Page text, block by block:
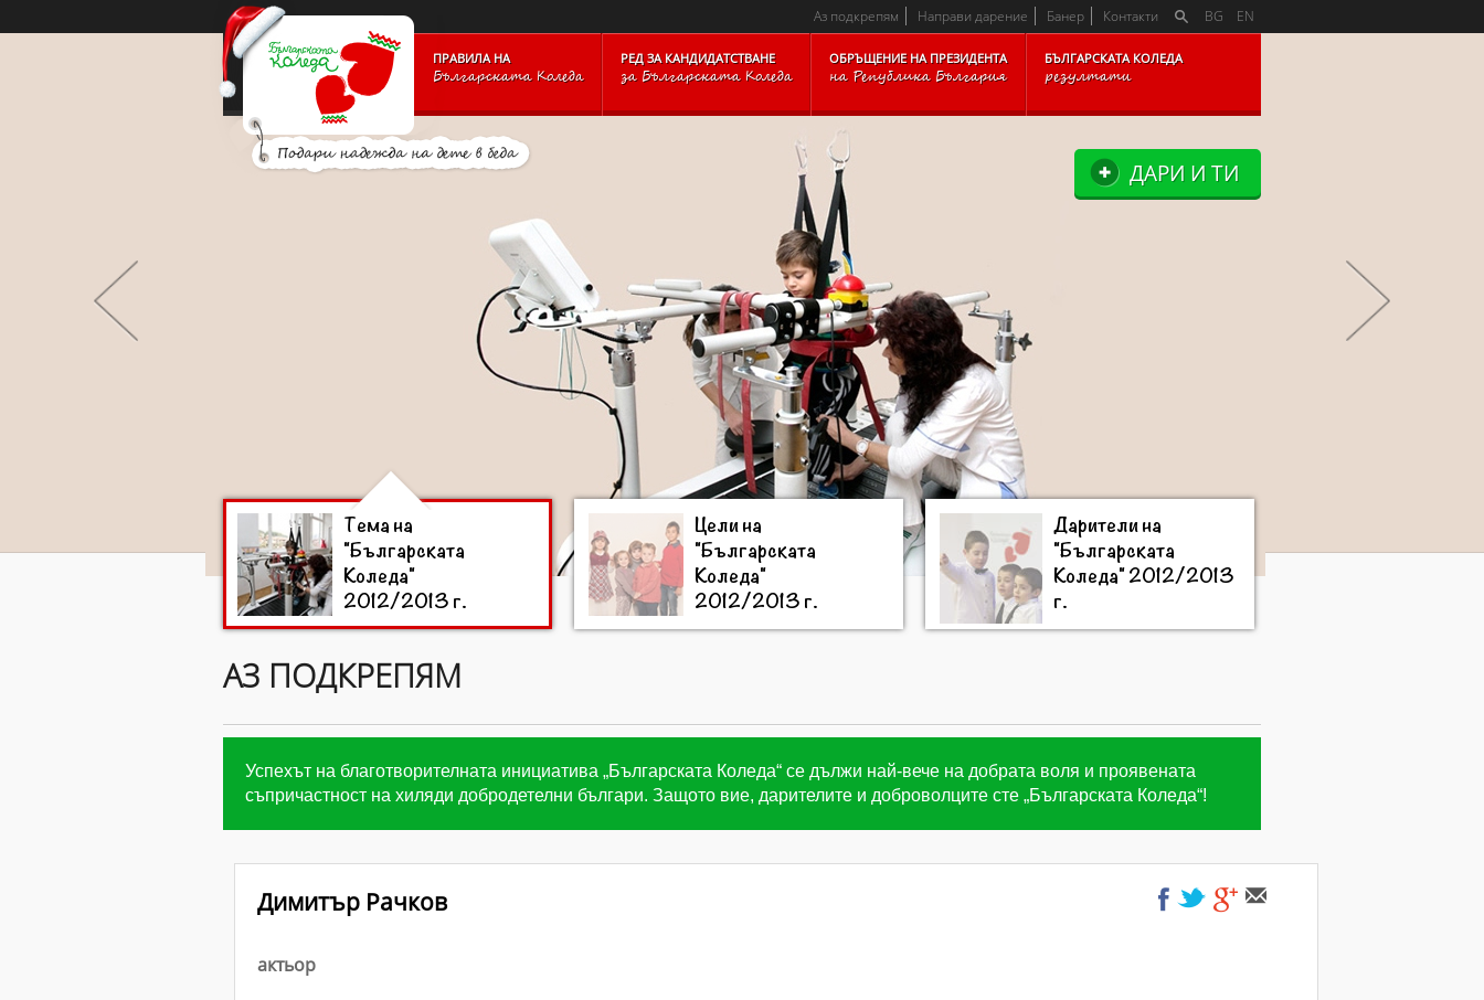
PAYMENT_LOGOSSLIDE_PANELSITE_LOGOSUPPORTERS_BLOCKARCHIVE_BLOCKFOOTER_TEXTTOP_IMAGECONTACTS_BLOCKSITEMAP_BLOCK BG EN
Аз подкрепям Направи дарение Банер Контакти
ПРАВИЛА НА
Българската Коледа
РЕД ЗА КАНДИДАТСТВАНЕ
за Българската Коледа
ОБРЪЩЕНИЕ НА ПРЕЗИДЕНТА
на Република България
БЪЛГАРСКАТА КОЛЕДА
резултати
ДАРИ И ТИ
Тема на
"Българската
Коледа"
2012/2013 г.
Цели на
"Българската
Коледа"
2012/2013 г.
Дарители на
"Българската
Коледа"2012/2013
г.
АЗ ПОДКРЕПЯМ
Успехът на благотворителната инициатива „Българската Коледа“ се дължи най-вече на добрата воля и проявената
съпричастност на хиляди добродетелни българи. Защото вие, дарителите и доброволците сте „Българската Коледа“!
Димитър Рачков
актьор